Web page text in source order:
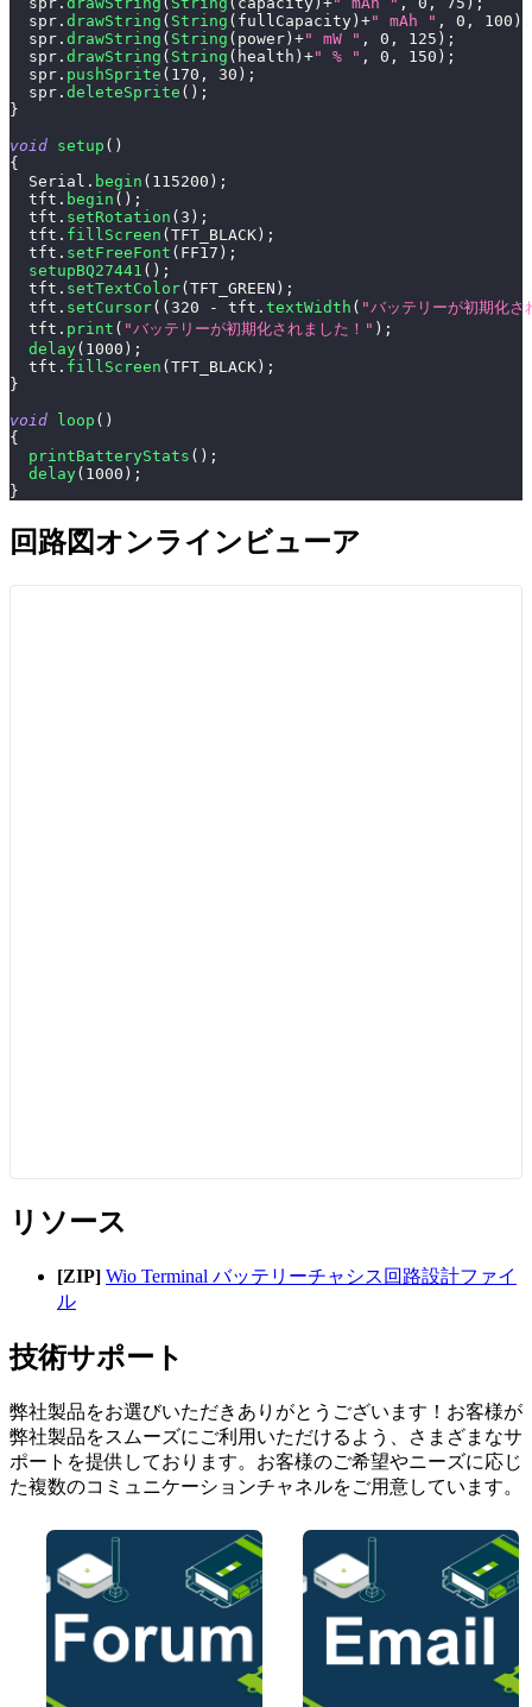
  spr
. drawString ( String ( fullCapacity) +" mAh " , 0 , 100 )
  spr
. drawString ( String ( power) +" mW " , 0 , 125 ) ;
  spr
. drawString ( String ( health ) +" % " , 0 , 150 ) ;
  spr
. pushSprite ( 170 , 30 ) ;
  spr
. deleteSprite ( ) ;
}
void setup ( )
{
  Serial
. begin ( 115200 ) ;
  tft
. begin ( ) ;
  tft
. setRotation (3 ) ;
  tft
. fillScreen (TFT_BLACK) ;
  tft
. setFreeFont ( FF17 ) ;
setupBQ27441 ( ) ;
  tft
. setTextColor(TFT_GREEN ) ;
  tft
. setCursor( (320 - tft . textWidth ( "バッテリーが初期化さ
  tft
. print ( "バッテリーが初期化されました！" ) ;
delay( 1000 ) ;
  tft
. fillScreen (TFT_BLACK) ;
}
void loop ( )
{
printBatteryStats ( ) ;
delay( 1000 ) ;
}
回路図オンラインビューア
リソース
[ZIP] Wio Terminal バッテリーチャシス回路設計ファイ
ル
技術サポート
弊社製品をお選びいただきありがとうございます！お客様が
弊社製品をスムーズにご利用いただけるよう、さまざまなサ
ポートを提供しております。お客様のご希望やニーズに応じ
た複数のコミュニケーションチャネルをご用意しています。